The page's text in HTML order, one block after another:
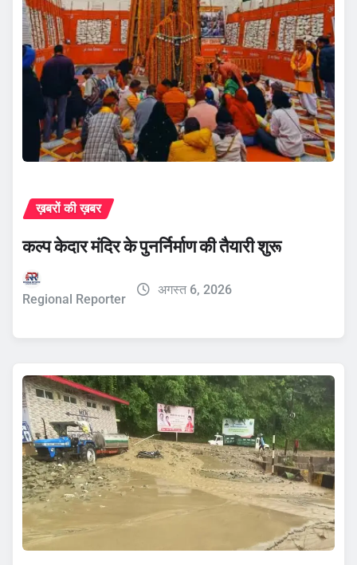
ख़बरों की ख़बर
कल्प केदार मंदिर के पुनर्निर्माण की तैयारी शुरू
Regional Reporter
अगस्त 6, 2026